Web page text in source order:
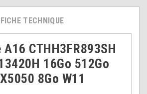
FICHE TECHNIQUE
A16 CTHH3FR893SH
16Go 512Go
8Go W11